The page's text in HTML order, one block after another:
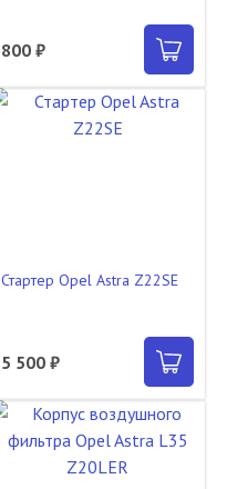
800 ₽
Стартер Opel Astra Z22SE
5 500 ₽